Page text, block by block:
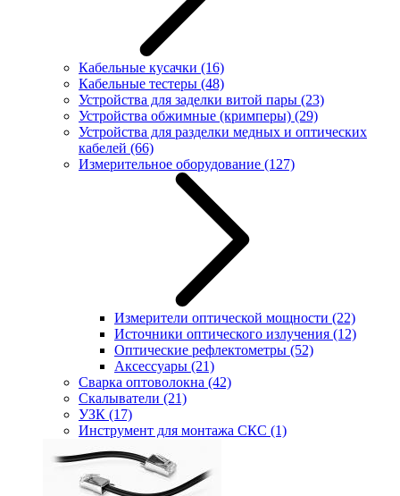
Кабельные кусачки (16)
Кабельные тестеры (48)
Устройства для заделки витой пары (23)
Устройства обжимные (кримперы) (29)
Устройства для разделки медных и оптических
кабелей (66)
Измерительное оборудование (127)
Измерители оптической мощности (22)
Источники оптического излучения (12)
Оптические рефлектометры (52)
Аксессуары (21)
Сварка оптоволокна (42)
Скалыватели (21)
УЗК (17)
Инструмент для монтажа СКС (1)